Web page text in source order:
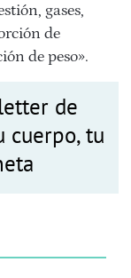
gases,
de
de peso».
de
cuerpo, tu